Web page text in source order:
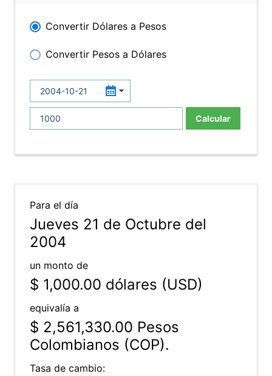
Convertir Dólares a Pesos
Convertir Pesos a Dólares
Calcular
Para el día
Jueves 21 de Octubre del
2004
un monto de
$ 1,000.00 dólares (USD)
equivalía a
$ 2,561,330.00 Pesos
Colombianos (COP).
Tasa de cambio: